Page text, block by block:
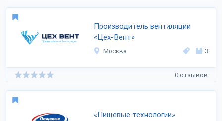
Производитель вентиляции
«Цех-Вент»
Москва 3
0 отзывов
«Пищевые технологии»